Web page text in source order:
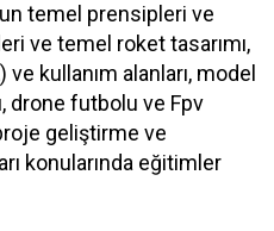
temel prensipleri ve
ve temel roket tasarımı,
kullanım alanları, model
drone futbolu ve Fpv
geliştirme ve
konularında eğitimler